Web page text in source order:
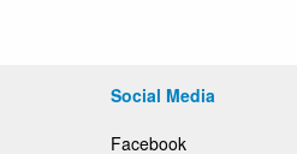
Social Media
Facebook